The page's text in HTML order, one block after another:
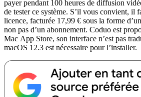
payer pendant 100 heures de diffusion
de tester ce système. S’il vous convient, il
licence, facturée 17,99 € sous la forme
non pas d’un abonnement. Coduo est
Mac App Store, son interface n’est pas
macOS 12.3 est nécessaire pour l’installer.